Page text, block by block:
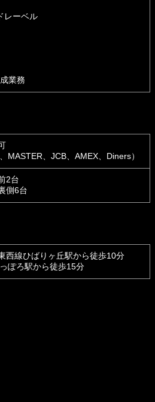
レーベル
業務
、MASTER、JCB、AMEX、Diners）
2台
側6台
西線ひばりヶ丘駅から徒歩10分
ぽろ駅から徒歩15分